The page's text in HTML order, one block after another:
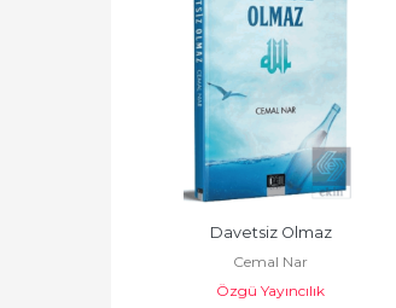
Davetsiz Olmaz
Cemal Nar
Özgü Yayıncılık